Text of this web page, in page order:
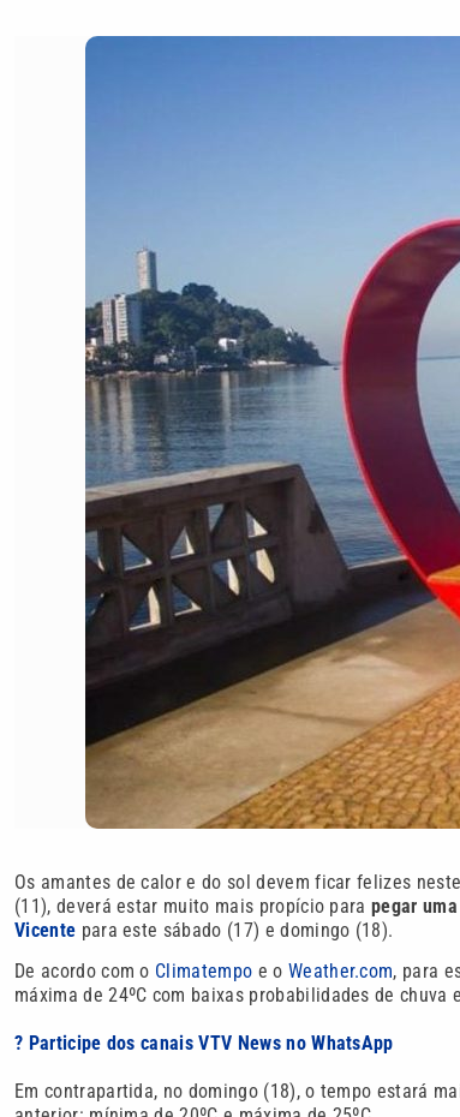
Os amantes de calor e do sol devem ficar felizes
(11), deverá estar muito mais propício parapegar
Vicente para este sábado (17) e domingo (18).
De acordo com o Climatempo e o Weather.com, para
máxima de 24ºC com baixas probabilidades de
? Participe dos canais VTV News no WhatsApp
Em contrapartida, no domingo (18), o tempo estará